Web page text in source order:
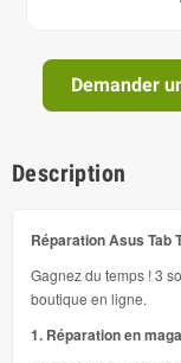
Demander
Description
Réparation Asus Tab
Gagnez du temps ! 3
boutique en ligne.
1. Réparation en